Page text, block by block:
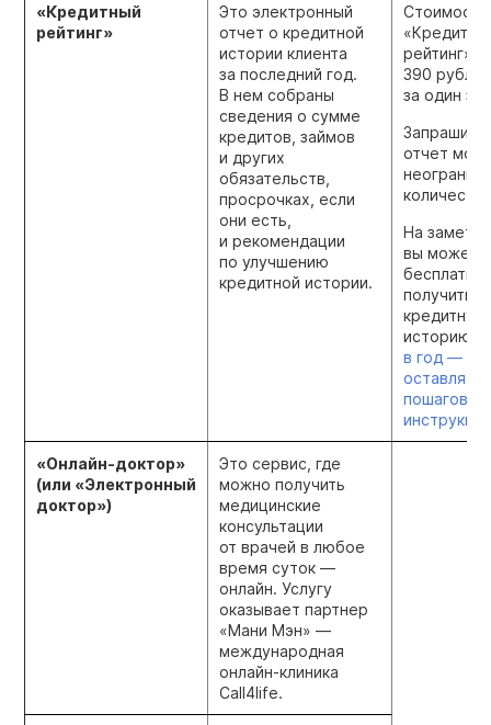
«Кредитный
рейтинг»
Это электронный
отчет о кредитной
истории клиента
за последний год.
В нем собраны
сведения о сумме
кредитов, займов
и других
обязательств,
просрочках, если
они есть,
и рекомендации
по улучшению
кредитной истории.
Стоимость
рейтинг» —
390 рублей
за один
отчет
На
вы можете
бесплатно
получить
кредитную
историю
в год —
оставляем
пошаговую
«Онлайн-доктор»
(или «Электронный
доктор»)
Это сервис, где
можно получить
медицинские
консультации
от врачей в любое
время суток —
онлайн. Услугу
оказывает партнер
«Мани Мэн» —
международная
онлайн-клиника
Call4life.